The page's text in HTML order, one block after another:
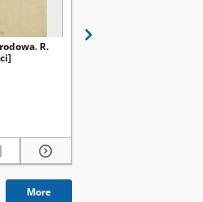
R.
More